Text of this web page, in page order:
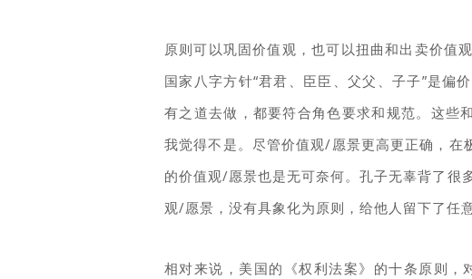
原则可以巩固价值观，也可以扭曲和出卖价值
国家八字方针“君君、臣臣、父父、子子”是偏
有之道去做，都要符合角色要求和规范。这些
我觉得不是。尽管价值观/愿景更高更正确，在
的价值观/愿景也是无可奈何。孔子无辜背了很
观/愿景，没有具象化为原则，给他人留下了任
相对来说，美国的《权利法案》的十条原则，